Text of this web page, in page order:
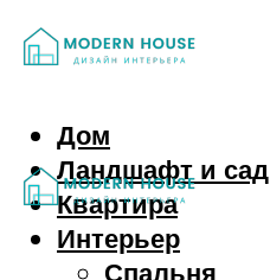
Дом
Ландшафт и сад
Квартира
Интерьер
Спальня